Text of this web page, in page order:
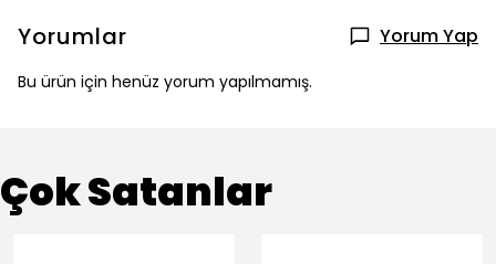
Yorumlar Yorum Yap
Bu ürün için henüz yorum yapılmamış.
Çok Satanlar